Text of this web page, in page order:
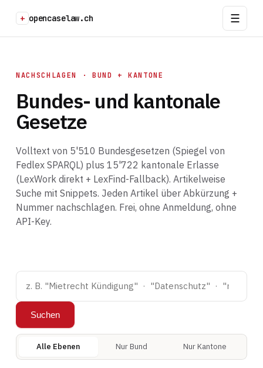
+ opencaselaw.ch
NACHSCHLAGEN · BUND + KANTONE
Bundes- und kantonale
Gesetze
Volltext von 5'510 Bundesgesetzen (Spiegel von
Fedlex SPARQL) plus 15'722 kantonale Erlasse
(LexWork direkt + LexFind-Fallback). Artikelweise
Suche mit Snippets. Jeden Artikel über Abkürzung +
Nummer nachschlagen. Frei, ohne Anmeldung, ohne
API-Key.
Suchen
Alle Ebenen Nur Bund Nur Kantone